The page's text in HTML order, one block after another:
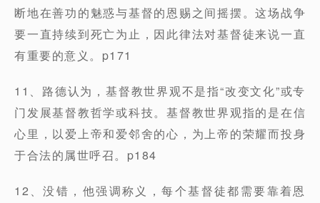
断地在善功的魅惑与基督的恩赐之间摇摆。这场战争
要一直持续到死亡为止，因此律法对基督徒来说一直
有重要的意义。p171
11、路德认为，基督教世界观不是指“改变文化”或专
门发展基督教哲学或科技。基督教世界观指的是在信
心里，以爱上帝和爱邻舍的心，为上帝的荣耀而投身
于合法的属世呼召。p184
12、没错，他强调称义，每个基督徒都需要靠着恩